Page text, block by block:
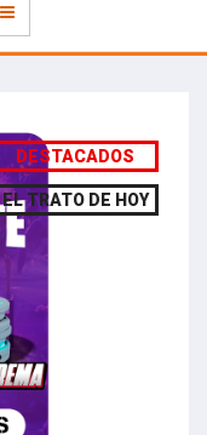
DESTACADOS
EL TRATO DE HOY